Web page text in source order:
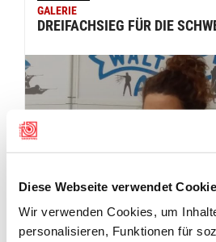
Diese Webseite verwendet
Wir verwenden Cookies, um
personalisieren, Funktionen für
GALERIE
DREIFACHSIEG FÜR DIE